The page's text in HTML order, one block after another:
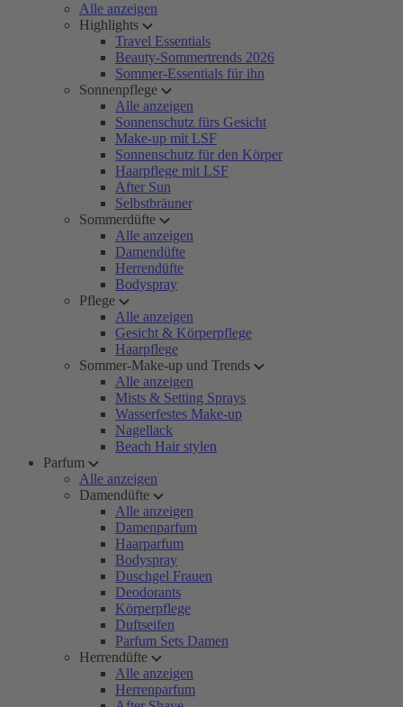
Alle anzeigen
Highlights
Travel Essentials
Beauty-Sommertrends 2026
Sommer-Essentials für ihn
Sonnenpflege
Alle anzeigen
Sonnenschutz fürs Gesicht
Make-up mit LSF
Sonnenschutz für den Körper
Haarpflege mit LSF
After Sun
Selbstbräuner
Sommerdüfte
Alle anzeigen
Damendüfte
Herrendüfte
Bodyspray
Pflege
Alle anzeigen
Gesicht & Körperpflege
Haarpflege
Sommer-Make-up und Trends
Alle anzeigen
Mists & Setting Sprays
Wasserfestes Make-up
Nagellack
Beach Hair stylen
Parfum
Alle anzeigen
Damendüfte
Alle anzeigen
Damenparfum
Haarparfum
Bodyspray
Duschgel Frauen
Deodorants
Körperpflege
Duftseifen
Parfum Sets Damen
Herrendüfte
Alle anzeigen
Herrenparfum